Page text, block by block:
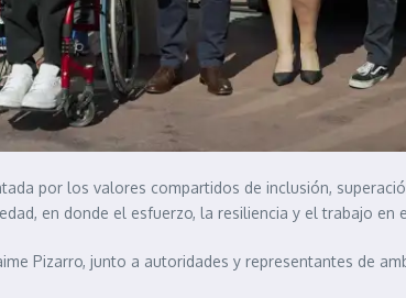
por los valores compartidos de inclusión,
en donde el esfuerzo, la resiliencia y el trabajo
Pizarro, junto a autoridades y representantes de